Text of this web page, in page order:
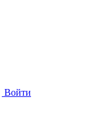
Войти